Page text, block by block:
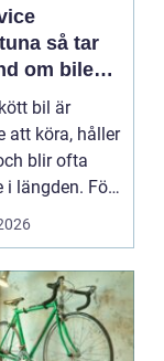
så tar
om bilen
sätt
bil är
att köra, håller
blir ofta
i längden. För